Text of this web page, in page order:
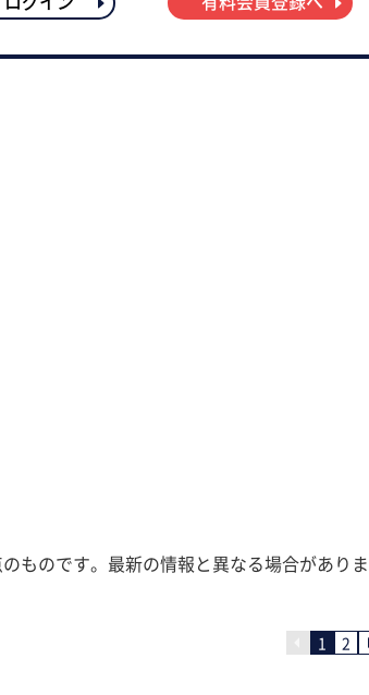
ものです。最新の情報と異なる場合がありま
1 2